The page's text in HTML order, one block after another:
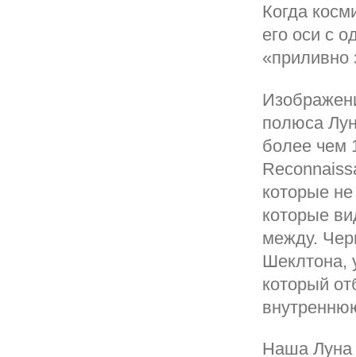
Когда
его оси с
«приливно
полюса
более чем
которые
которые
между.
Шеклтона,
который
Наша Луна